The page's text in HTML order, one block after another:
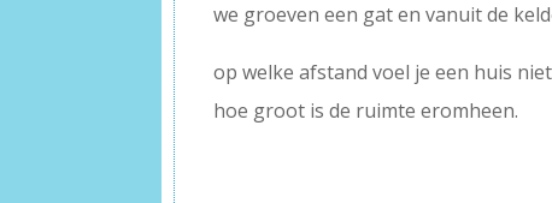
we groeven een gat en vanuit de
op welke afstand voel je een huis
hoe groot is de ruimte eromheen.